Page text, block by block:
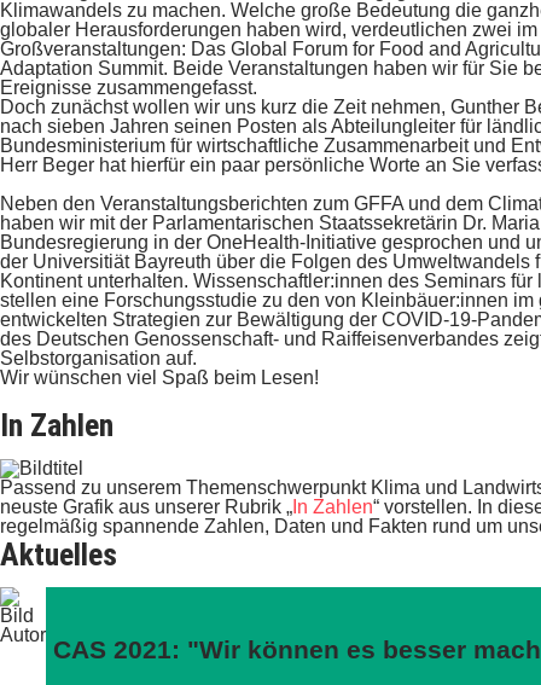
Klimawandels zu machen. Welche große Bedeutung die
globaler Herausforderungen haben wird, verdeutlichen zwei
Großveranstaltungen: Das Global Forum for Food and
Adaptation Summit. Beide Veranstaltungen haben wir für Sie
Ereignisse zusammengefasst.
Doch zunächst wollen wir uns kurz die Zeit nehmen, Gunther
nach sieben Jahren seinen Posten als Abteilungleiter für
Bundesministerium für wirtschaftliche Zusammenarbeit und
Herr Beger hat hierfür ein paar persönliche Worte an Sie
Neben den Veranstaltungsberichten zum GFFA und dem
haben wir mit der Parlamentarischen Staatssekretärin Dr.
Bundesregierung in der OneHealth-Initiative gesprochen und
der Universitiät Bayreuth über die Folgen des Umweltwandels
Kontinent unterhalten. Wissenschaftler:innen des Seminars
stellen eine Forschungsstudie zu den von Kleinbäuer:innen
entwickelten Strategien zur Bewältigung der COVID-19-
des Deutschen Genossenschaft- und Raiffeisenverbandes
Selbstorganisation auf.
Wir wünschen viel Spaß beim Lesen!
In Zahlen
Passend zu unserem Themenschwerpunkt Klima und
neuste Grafik aus unserer Rubrik „ In Zahlen“ vorstellen. In
regelmäßig spannende Zahlen, Daten und Fakten rund um
Aktuelles
CAS 2021: "Wir können es besser